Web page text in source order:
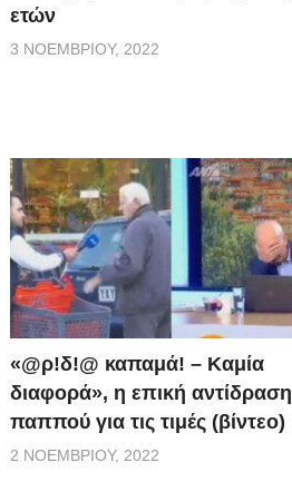
ετών
3 ΝΟΕΜΒΡΊΟΥ, 2022
«@ρ!δ!@ καπαμά! – Καμία
διαφορά», η επική αντίδραση
παππού για τις τιμές (βίντεο)
2 ΝΟΕΜΒΡΊΟΥ, 2022